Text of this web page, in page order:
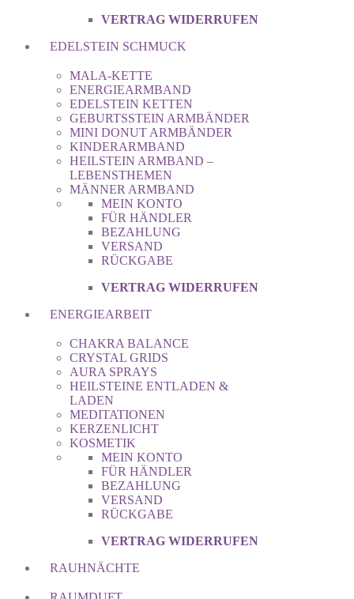
VERTRAG WIDERRUFEN
EDELSTEIN SCHMUCK
MALA-KETTE
ENERGIEARMBAND
EDELSTEIN KETTEN
GEBURTSSTEIN ARMBÄNDER
MINI DONUT ARMBÄNDER
KINDERARMBAND
HEILSTEIN ARMBAND –
LEBENSTHEMEN
MÄNNER ARMBAND
MEIN KONTO
FÜR HÄNDLER
BEZAHLUNG
VERSAND
RÜCKGABE
VERTRAG WIDERRUFEN
ENERGIEARBEIT
CHAKRA BALANCE
CRYSTAL GRIDS
AURA SPRAYS
HEILSTEINE ENTLADEN &
LADEN
MEDITATIONEN
KERZENLICHT
KOSMETIK
MEIN KONTO
FÜR HÄNDLER
BEZAHLUNG
VERSAND
RÜCKGABE
VERTRAG WIDERRUFEN
RAUHNÄCHTE